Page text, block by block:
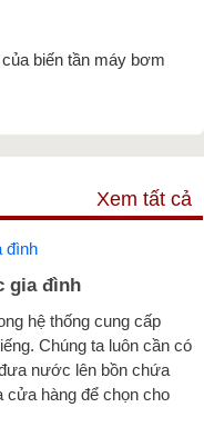
biến tần máy bơm
Xem tất cả
gia đình
hệ thống cung cấp
Chúng ta luôn cần có
nước lên bồn chứa
cửa hàng để chọn cho